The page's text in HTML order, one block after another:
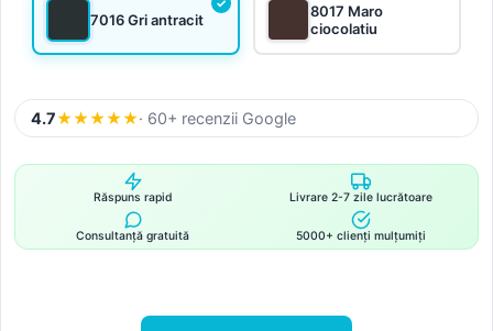
7016 Gri antracit
8017 Maro
ciocolatiu
4.7★★★★★· 60+ recenzii Google
Răspuns rapid Livrare 2-7 zile lucrătoare
Consultanță gratuită 5000+ clienți mulțumiți